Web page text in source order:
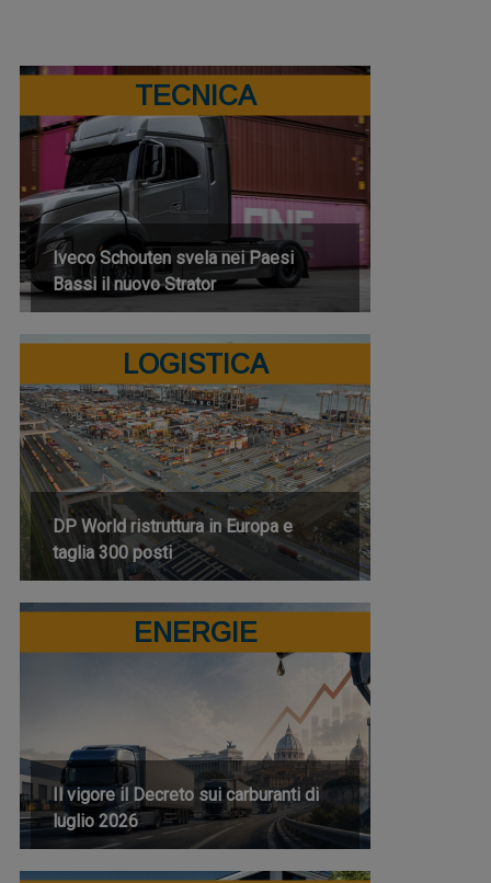
TECNICA
Iveco Schouten svela nei Paesi
Bassi il nuovo Strator
LOGISTICA
DP World ristruttura in Europa e
taglia 300 posti
ENERGIE
Il vigore il Decreto sui carburanti di
luglio 2026